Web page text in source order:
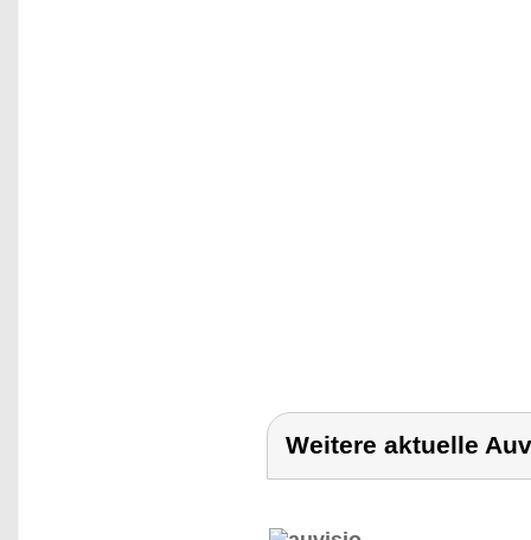
Weitere aktuelle